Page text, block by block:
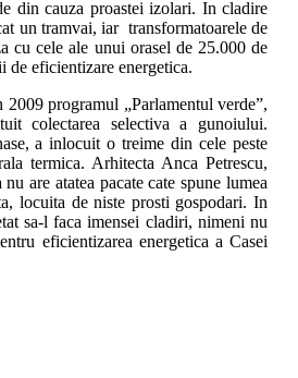
din cauza proastei izolari. In cladire
un tramvai, iar transformatoarele de
cu cele ale unui orasel de 25.000 de
de eficientizare energetica.
programul „Parlamentul verde”,
colectarea selectiva a gunoiului.
a inlocuit o treime din cele peste
termica. Arhitecta Anca Petrescu,
are atatea pacate cate spune lumea
locuita de niste prosti gospodari. In
sa-l faca imensei cladiri, nimeni nu
eficientizarea energetica a Casei